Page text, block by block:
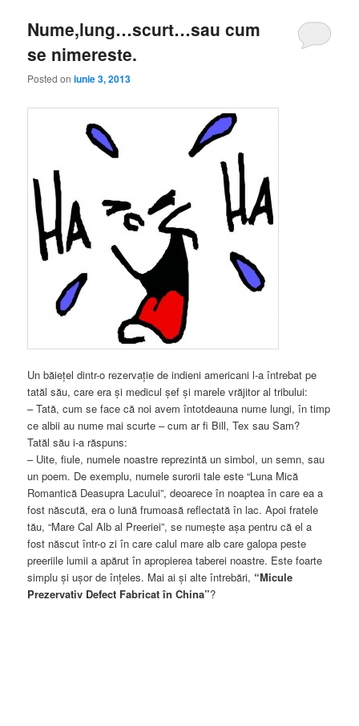
Nume,lung…scurt…sau cum
se nimereste.
Posted oniunie 3, 2013
Un băieţel dintr-o rezervaţie de indieni americani l-a întrebat pe
tatăl său, care era şi medicul şef şi marele vrăjitor al tribului:
– Tată, cum se face că noi avem întotdeauna nume lungi, în timp
ce albii au nume mai scurte – cum ar fi Bill, Tex sau Sam?
Tatăl său i-a răspuns:
– Uite, fiule, numele noastre reprezintă un simbol, un semn, sau
un poem. De exemplu, numele surorii tale este “Luna Mică
Romantică Deasupra Lacului”, deoarece în noaptea în care ea a
fost născută, era o lună frumoasă reflectată în lac. Apoi fratele
tău, “Mare Cal Alb al Preeriei”, se numeşte aşa pentru că el a
fost născut într-o zi în care calul mare alb care galopa peste
preeriile lumii a apărut în apropierea taberei noastre. Este foarte
simplu şi uşor de înţeles. Mai ai şi alte întrebări, “Micule
Prezervativ Defect Fabricat în China”?